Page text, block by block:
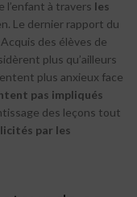
l’enfant à travers les
Le dernier rapport du
des élèves de
plus qu’ailleurs
plus anxieux face
pas impliqués
des leçons tout
par les